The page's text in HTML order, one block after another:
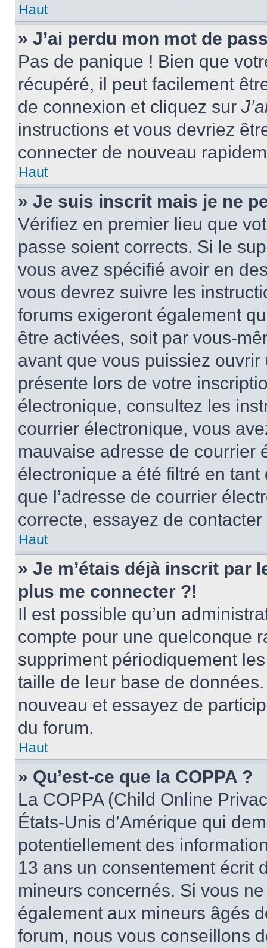
Haut
» J’ai perdu mon mot de
Pas de panique ! Bien que
récupéré, il peut facilement
de connexion et cliquez sur
instructions et vous devriez
connecter de nouveau
Haut
» Je suis inscrit mais je ne
Vérifiez en premier lieu que
passe soient corrects. Si le
vous avez spécifié avoir en
vous devrez suivre les
forums exigeront également
être activées, soit par vous-
avant que vous puissiez
présente lors de votre
électronique, consultez les
courrier électronique, vous
mauvaise adresse de courrier
électronique a été filtré en
que l’adresse de courrier
correcte, essayez de
Haut
» Je m’étais déjà inscrit par
plus me connecter ?!
Il est possible qu’un
compte pour une quelconque
suppriment périodiquement
taille de leur base de
nouveau et essayez de
du forum.
Haut
» Qu’est-ce que la COPPA ?
La COPPA (Child Online
États-Unis d’Amérique qui
potentiellement des
13 ans un consentement écrit
mineurs concernés. Si vous
également aux mineurs âgés
forum, nous vous conseillons